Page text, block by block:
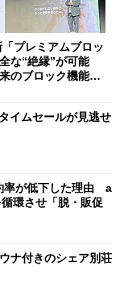
プレミアムブロッ
な“絶縁”が可能
のブロック機能と
イムセールが見逃せ
率が低下した理由 a
環させ「脱・販促
ナ付きのシェア別荘